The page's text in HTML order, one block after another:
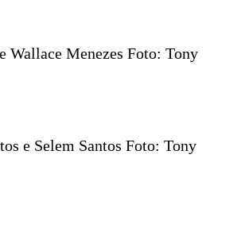
Wallace Menezes Foto: Tony
e Selem Santos Foto: Tony